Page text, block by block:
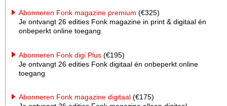
Abonneren Fonk magazine premium (€325)
Je ontvangt 26 edities Fonk magazine in print & digitaal én
onbeperkt online toegang
Abonneren Fonk digi Plus (€195)
Je ontvangt 26 edities Fonk digitaal én onbeperkt online
toegang
Abonneren Fonk magazine digitaal (€175)